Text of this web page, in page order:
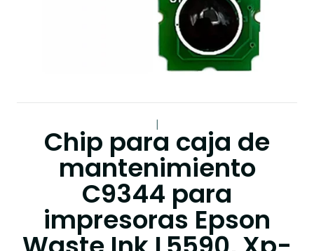
Chip para caja de
mantenimiento
C9344 para
impresoras Epson